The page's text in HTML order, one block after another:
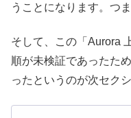
うことになります。つ
そして、この「Aurora
順が未検証であったた
ったというのが次セク